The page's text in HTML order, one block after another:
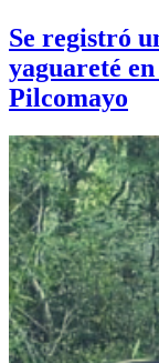
Se registró
yaguareté
Pilcomayo